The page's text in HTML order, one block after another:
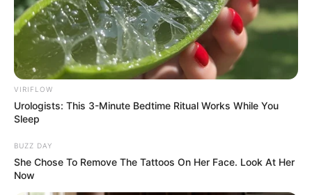
VIRIFLOW
Urologists: This 3-Minute Bedtime Ritual Works While You
Sleep
BUZZ DAY
She Chose To Remove The Tattoos On Her Face. Look At Her
Now